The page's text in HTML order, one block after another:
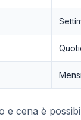
e cena è